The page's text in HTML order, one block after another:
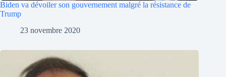
Biden va dévoiler son gouvernement malgré la résistance de
Trump
23 novembre 2020